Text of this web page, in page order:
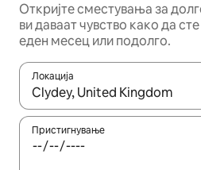
Откријте сместувања за
ви даваат чувство како да
еден месец или подолго.
Локација
Кога резултатите се
Пристигнување